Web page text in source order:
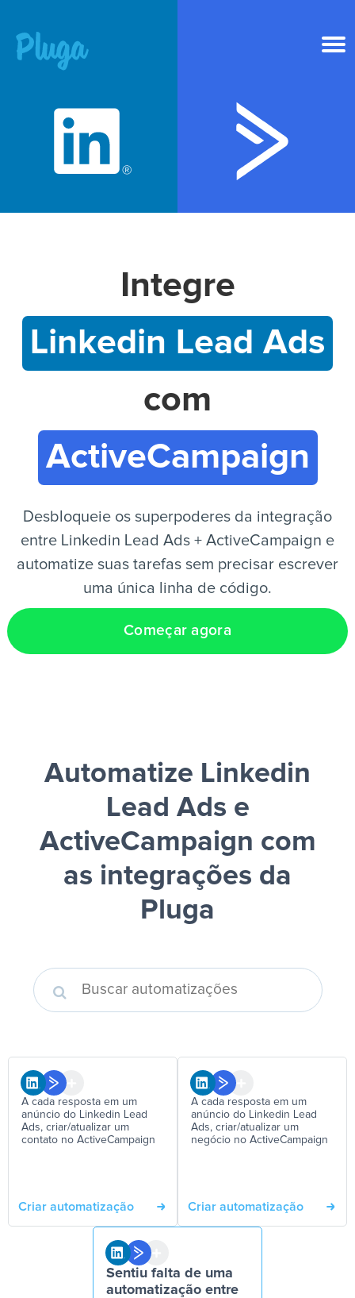
Ferramentas
Entrar
Criar conta grátis
PT
Integre
Linkedin Lead Ads
com
ActiveCampaign
Desbloqueie os superpoderes da integração
entre Linkedin Lead Ads + ActiveCampaign e
automatize suas tarefas sem precisar escrever
uma única linha de código.
Começar agora
Automatize Linkedin
Lead Ads e
ActiveCampaign com
as integrações da
Pluga
A cada resposta em um
anúncio do Linkedin Lead
Ads, criar/atualizar um
contato no ActiveCampaign
Criar automatização
A cada resposta em um
anúncio do Linkedin Lead
Ads, criar/atualizar um
negócio no ActiveCampaign
Criar automatização
Sentiu falta de uma
automatização entre